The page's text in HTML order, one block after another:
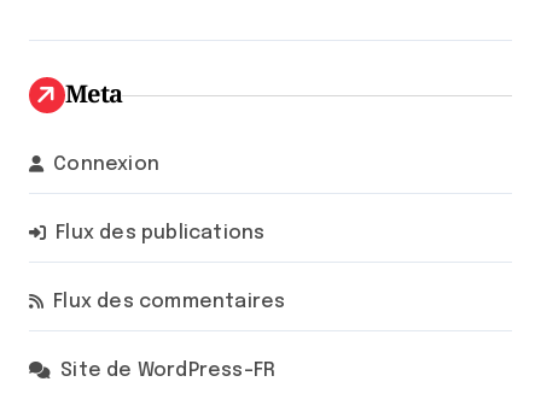
Meta
Connexion
Flux des publications
Flux des commentaires
Site de WordPress-FR